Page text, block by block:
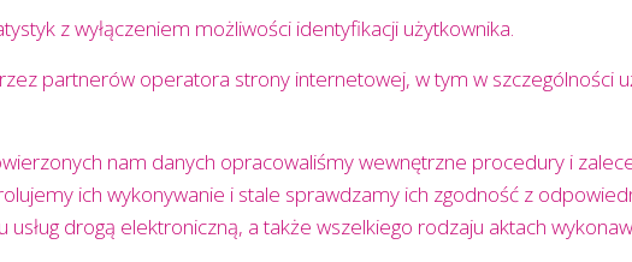
z wyłączeniem możliwości identyfikacji użytkownika.
partnerów operatora strony internetowej, w tym w szczególności
nam danych opracowaliśmy wewnętrzne procedury i
ich wykonywanie i stale sprawdzamy ich zgodność z
drogą elektroniczną, a także wszelkiego rodzaju aktach